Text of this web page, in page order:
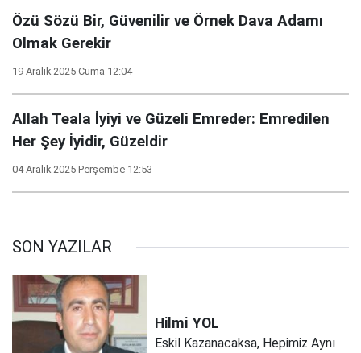
Özü Sözü Bir, Güvenilir ve Örnek Dava Adamı
Olmak Gerekir
19 Aralık 2025 Cuma 12:04
Allah Teala İyiyi ve Güzeli Emreder: Emredilen
Her Şey İyidir, Güzeldir
04 Aralık 2025 Perşembe 12:53
SON YAZILAR
Hilmi YOL
Eskil Kazanacaksa, Hepimiz Aynı